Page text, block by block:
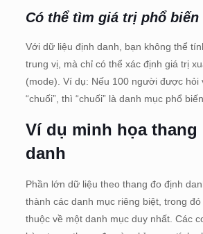
Có thể tìm giá trị phổ biến
Với dữ liệu định danh, bạn không thể
trung vị, mà chỉ có thể xác định giá trị
(mode). Ví dụ: Nếu 100 người được hỏi
“chuối”, thì “chuối” là danh mục phổ
Ví dụ minh họa thang
danh
Phần lớn dữ liệu theo thang đo định
thành các danh mục riêng biệt, trong
thuộc về một danh mục duy nhất. Các